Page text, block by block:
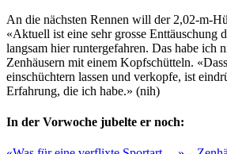
An die nächsten Rennen will der 2,02-m-
«Aktuell ist eine sehr grosse Enttäuschung
langsam hier runtergefahren. Das habe ich
Zenhäusern mit einem Kopfschütteln.
einschüchtern lassen und verkopfe, ist
Erfahrung, die ich habe.» (nih)
In der Vorwoche jubelte er noch: